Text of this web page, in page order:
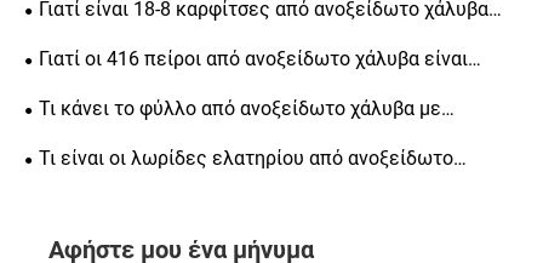
Γιατί είναι 18-8 καρφίτσες από ανοξείδωτο χάλυβα
απαραίτητες για μηχανική ακριβείας
Γιατί οι 416 πείροι από ανοξείδωτο χάλυβα είναι
απαραίτητοι για μηχανική ακριβείας
Τι κάνει το φύλλο από ανοξείδωτο χάλυβα με
φωτεινό φινίρισμα μια δημοφιλή επιλογή για την
Τι είναι οι λωρίδες ελατηρίου από ανοξείδωτο
Αφήστε μου ένα μήνυμα